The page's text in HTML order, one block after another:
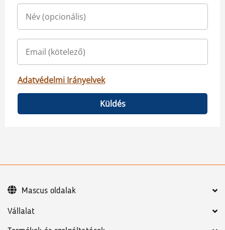
Adatvédelmi Irányelvek
Küldés
Vállalat
Mascus oldalak